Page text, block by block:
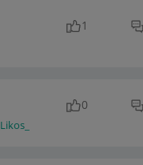
1
_Likos_
0